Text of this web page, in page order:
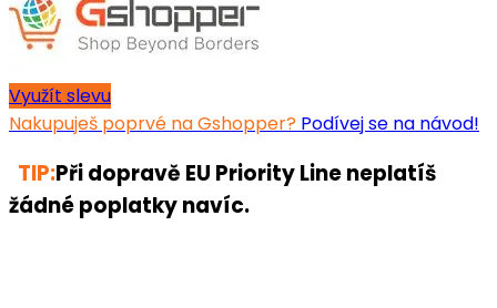
Využít slevu
Nakupuješ poprvé na Gshopper? Podívej se na návod!
TIP:Při dopravě EU Priority Line neplatíš
žádné poplatky navíc.